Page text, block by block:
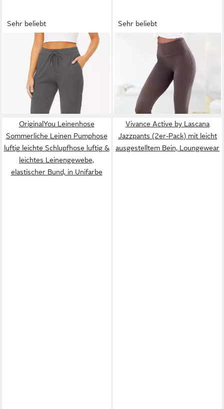
Sehr beliebt
ROSS CAMP
Jogginghose
Jogginghose Damen (1-tlg)
Baumwolle, Elasthan
17,89 € UVP 38,99 €
Sehr beliebt
Leggings mit
breitem Bündchen
OriginalYou Leinenhose
Sommerliche Leinen Pumphose
luftig leichte Schlupfhose luftig &
leichtes Leinengewebe,
elastischer Bund, in Unifarbe
Vivance Active by Lascana
Jazzpants (2er-Pack) mit leicht
ausgestelltem Bein, Loungewear